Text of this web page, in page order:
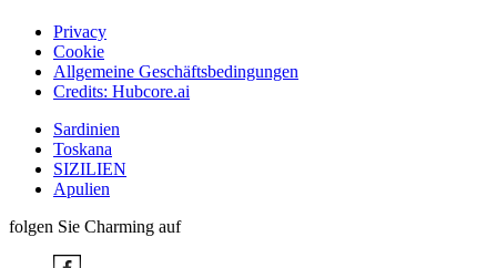
Privacy
Cookie
Allgemeine Geschäftsbedingungen
Credits: Hubcore.ai
Sardinien
Toskana
SIZILIEN
Apulien
folgen Sie Charming auf